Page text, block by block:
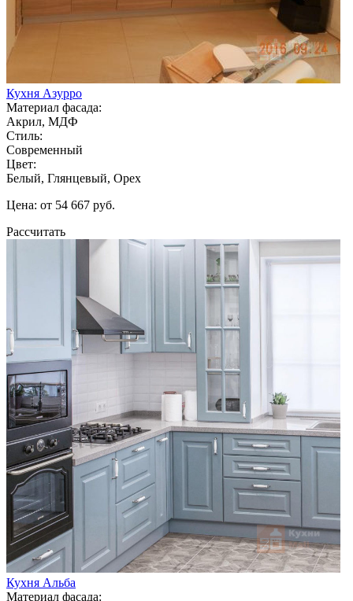
Кухня Азурро
Материал фасада:
Акрил, МДФ
Стиль:
Современный
Цвет:
Белый, Глянцевый, Орех
Цена: от 54 667 руб.
Рассчитать
Кухня Альба
Материал фасада: